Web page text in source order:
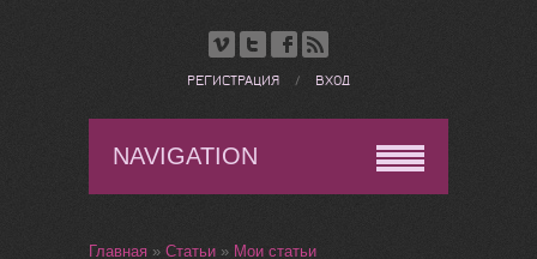
РЕГИСТРАЦИЯ / ВХОД
NAVIGATION
Главная » Статьи » Мои статьи